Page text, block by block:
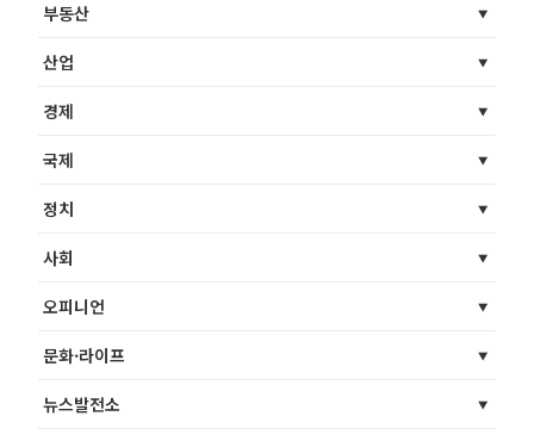
부동산
산업
경제
국제
정치
사회
오피니언
문화·라이프
뉴스발전소